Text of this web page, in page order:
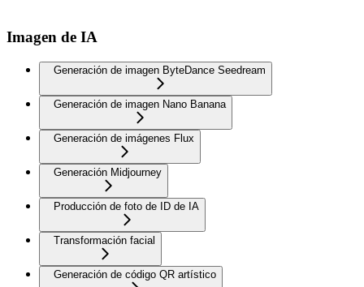
Imagen de IA
Generación de imagen ByteDance Seedream
Generación de imagen Nano Banana
Generación de imágenes Flux
Generación Midjourney
Producción de foto de ID de IA
Transformación facial
Generación de código QR artístico